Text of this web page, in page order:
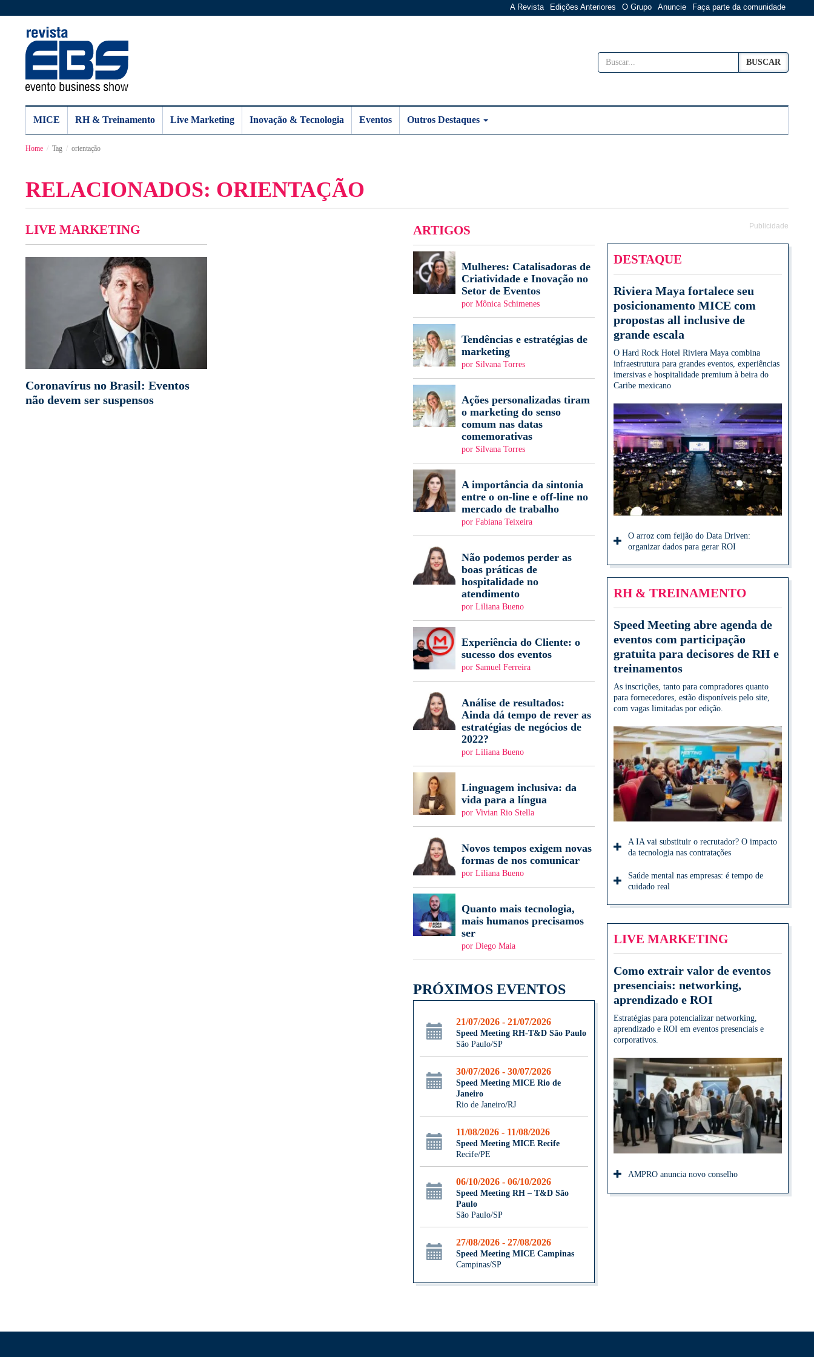
A Revista Edições Anteriores O Grupo Anuncie Faça parte da comunidade
BUSCAR
MICE RH & Treinamento Live Marketing Inovação & Tecnologia Eventos Outros Destaques
Home Tag orientação
RELACIONADOS: ORIENTAÇÃO
LIVE MARKETING
Coronavírus no Brasil: Eventos
não devem ser suspensos
ARTIGOS
Mulheres: Catalisadoras de
Criatividade e Inovação no
Setor de Eventos
por Mônica Schimenes
Tendências e estratégias de
marketing
por Silvana Torres
Ações personalizadas tiram
o marketing do senso
comum nas datas
comemorativas
por Silvana Torres
A importância da sintonia
entre o on-line e off-line no
mercado de trabalho
por Fabiana Teixeira
Não podemos perder as
boas práticas de
hospitalidade no
atendimento
por Liliana Bueno
Experiência do Cliente: o
sucesso dos eventos
por Samuel Ferreira
Análise de resultados:
Ainda dá tempo de rever as
estratégias de negócios de
2022?
por Liliana Bueno
Linguagem inclusiva: da
vida para a língua
por Vivian Rio Stella
Novos tempos exigem novas
formas de nos comunicar
por Liliana Bueno
Quanto mais tecnologia,
mais humanos precisamos
ser
por Diego Maia
PRÓXIMOS EVENTOS
21/07/2026 - 21/07/2026
Speed Meeting RH-T&D São Paulo
São Paulo/SP
30/07/2026 - 30/07/2026
Speed Meeting MICE Rio de
Janeiro
Rio de Janeiro/RJ
11/08/2026 - 11/08/2026
Speed Meeting MICE Recife
Recife/PE
06/10/2026 - 06/10/2026
Speed Meeting RH – T&D São
Paulo
São Paulo/SP
27/08/2026 - 27/08/2026
Speed Meeting MICE Campinas
Campinas/SP
Publicidade
DESTAQUE
Riviera Maya fortalece seu
posicionamento MICE com
propostas all inclusive de
grande escala
O Hard Rock Hotel Riviera Maya combina
infraestrutura para grandes eventos, experiências
imersivas e hospitalidade premium à beira do
Caribe mexicano
O arroz com feijão do Data Driven:
organizar dados para gerar ROI
RH & TREINAMENTO
Speed Meeting abre agenda de
eventos com participação
gratuita para decisores de RH e
treinamentos
As inscrições, tanto para compradores quanto
para fornecedores, estão disponíveis pelo site,
com vagas limitadas por edição.
A IA vai substituir o recrutador? O impacto
da tecnologia nas contratações
Saúde mental nas empresas: é tempo de
cuidado real
LIVE MARKETING
Como extrair valor de eventos
presenciais: networking,
aprendizado e ROI
Estratégias para potencializar networking,
aprendizado e ROI em eventos presenciais e
corporativos.
AMPRO anuncia novo conselho